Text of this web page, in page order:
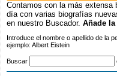
Contamos con la más extensa
día con varias biografías
en nuestro Buscador. Añade
Introduce el nombre o apellido de la
ejemplo: Albert Eistein
Buscar